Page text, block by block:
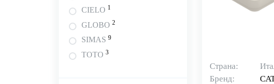
CIELO 1
GLOBO 2
SIMAS 9
TOTO 3
Страна:
Бренд: